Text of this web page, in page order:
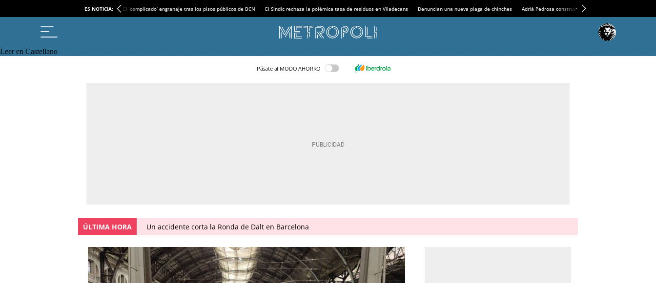
ES NOTICIA: El ‘complicado’ engranaje tras los pisos públicos de BCN El Síndic rechaza la polémica tasa de residuos en Viladecans Denuncian una nueva plaga de chinches Adrià Pedrosa construirá la nueva residencia en el
Leer en Castellano
Pásate al MODO AHORRO
ÚLTIMA HORA Un accidente corta la Ronda de Dalt en Barcelona